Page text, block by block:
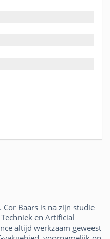
Cor Baars is na zijn studie
en Artificial
altijd werkzaam geweest